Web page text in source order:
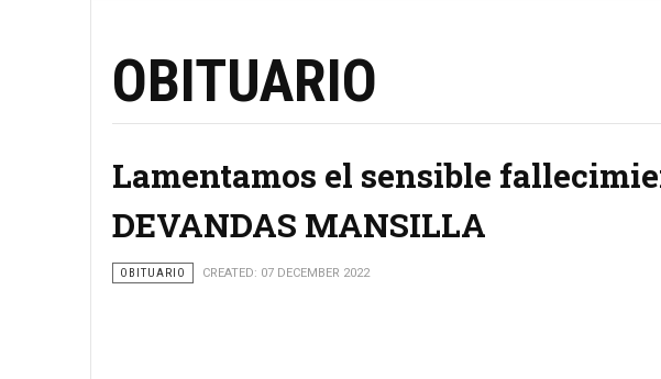
OBITUARIO
Lamentamos el sensible
DEVANDAS MANSILLA
OBITUARIO CREATED: 07 DECEMBER 2022